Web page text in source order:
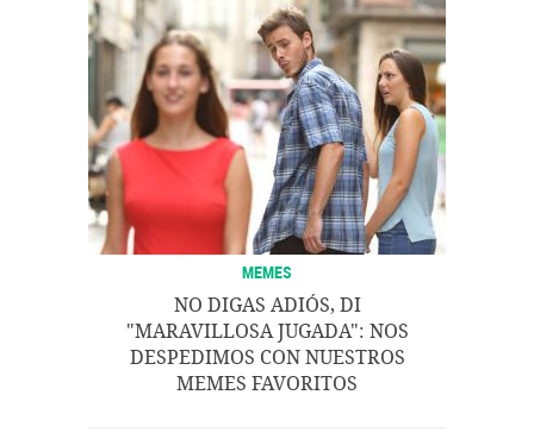
MEMES
NO DIGAS ADIÓS, DI
"MARAVILLOSA JUGADA": NOS
DESPEDIMOS CON NUESTROS
MEMES FAVORITOS